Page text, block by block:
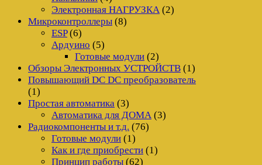
Электронная НАГРУЗКА (2)
Микроконтроллеры (8)
ESP(6)
Ардуино (5)
Готовые модули (2)
Обзоры Электронных УСТРОЙСТВ (1)
Повышающий DC DC преобразователь
(1)
Простая автоматика (3)
Автоматика для ДОМА (3)
Радиокомпоненты и т.д. (76)
Готовые модули (1)
Как и где приобрести (1)
Принцип работы (62)